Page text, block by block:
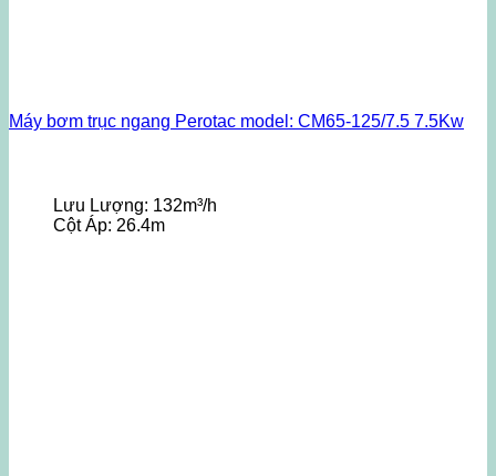
Máy bơm trục ngang Perotac model: CM65-125/7.5 7.5Kw
Lưu Lượng: 132m³/h
Cột Áp: 26.4m